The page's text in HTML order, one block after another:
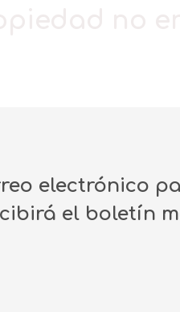
electrónico
el boletín